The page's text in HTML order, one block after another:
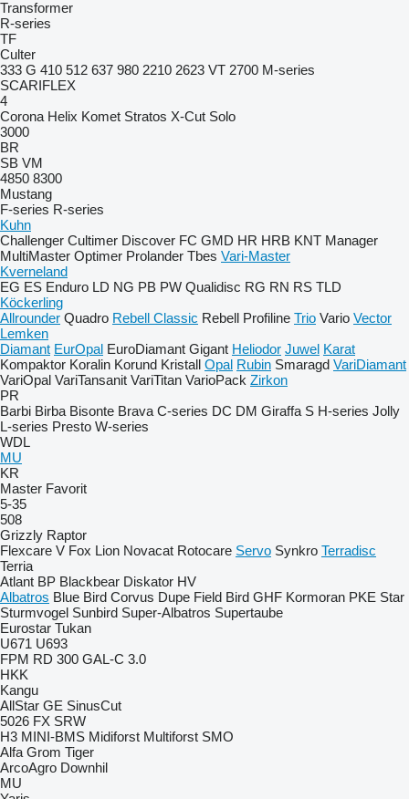
Transformer
R-series
TF
Culter
333 G 410 512 637 980 2210 2623 VT 2700 M-series
SCARIFLEX
4
Corona Helix Komet Stratos X-Cut Solo
3000
BR
SB VM
4850 8300
Mustang
F-series R-series
Kuhn
Challenger Cultimer Discover FC GMD HR HRB KNT Manager
MultiMaster Optimer Prolander Tbes Vari-Master
Kverneland
EG ES Enduro LD NG PB PW Qualidisc RG RN RS TLD
Köckerling
Allrounder Quadro Rebell Classic Rebell Profiline Trio Vario Vector
Lemken
Diamant EurOpal EuroDiamant Gigant Heliodor Juwel Karat
Kompaktor Koralin Korund Kristall Opal Rubin Smaragd VariDiamant
VariOpal VariTansanit VariTitan VarioPack Zirkon
PR
Barbi Birba Bisonte Brava C-series DC DM Giraffa S H-series Jolly
L-series Presto W-series
WDL
MU
KR
Master Favorit
5-35
508
Grizzly Raptor
Flexcare V Fox Lion Novacat Rotocare Servo Synkro Terradisc
Terria
Atlant BP Blackbear Diskator HV
Albatros Blue Bird Corvus Dupe Field Bird GHF Kormoran PKE Star
Sturmvogel Sunbird Super-Albatros Supertaube
Eurostar Tukan
U671 U693
FPM RD 300 GAL-C 3.0
HKK
Kangu
AllStar GE SinusCut
5026 FX SRW
H3 MINI-BMS Midiforst Multiforst SMO
Alfa Grom Tiger
ArcoAgro Downhil
MU